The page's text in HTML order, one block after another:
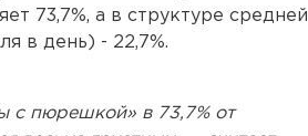
73,7%, а в структуре средней
в день) - 22,7%.
с пюрешкой» в 73,7% от